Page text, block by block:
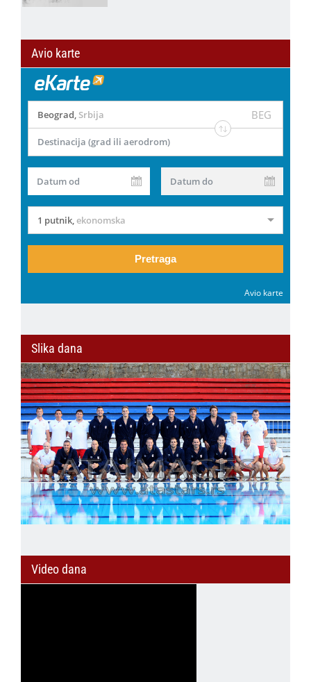
Avio karte
Beograd, Srbija BEG
Destinacija (grad ili aerodrom)
Datum od Datum do
1 putnik,ekonomska
Pretraga
Avio karte
Slika dana
Video dana